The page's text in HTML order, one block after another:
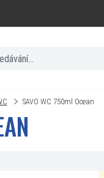
SAVO WC 750ml Ocean